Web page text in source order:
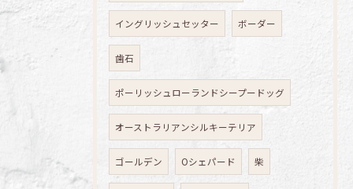
イングリッシュセッター ボーダー
歯石
ポーリッシュローランドシープードッグ
オーストラリアンシルキーテリア
ゴールデン Oシェパード 柴